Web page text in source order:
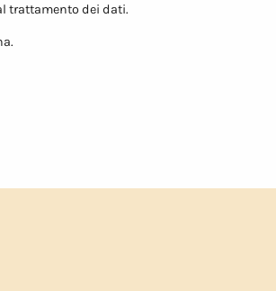
trattamento dei dati.